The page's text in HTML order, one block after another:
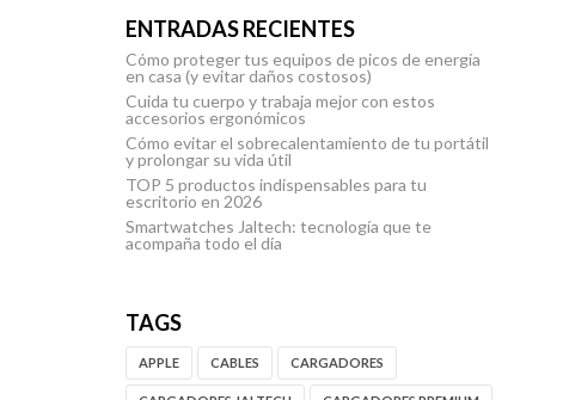
ENTRADAS RECIENTES
Cómo proteger tus equipos de picos de energía
en casa (y evitar daños costosos)
Cuida tu cuerpo y trabaja mejor con estos
accesorios ergonómicos
Cómo evitar el sobrecalentamiento de tu portátil
y prolongar su vida útil
TOP 5 productos indispensables para tu
escritorio en 2026
Smartwatches Jaltech: tecnología que te
acompaña todo el día
TAGS
APPLE CABLES CARGADORES